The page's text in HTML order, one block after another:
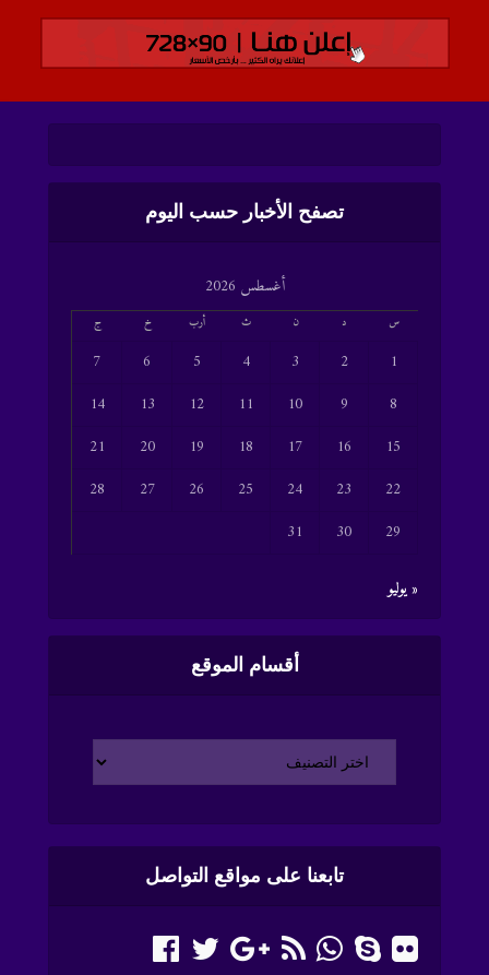
تصفح الأخبار حسب اليوم
أغسطس 2026
س د ن ث أرب خ ج
1
2
3
4
5
6
7
8
9
10
11
12
13
14
15
16
17
18
19
20
21
22
23
24
25
26
27
28
29
30
31
« يوليو
أقسام الموقع
تابعنا على مواقع التواصل